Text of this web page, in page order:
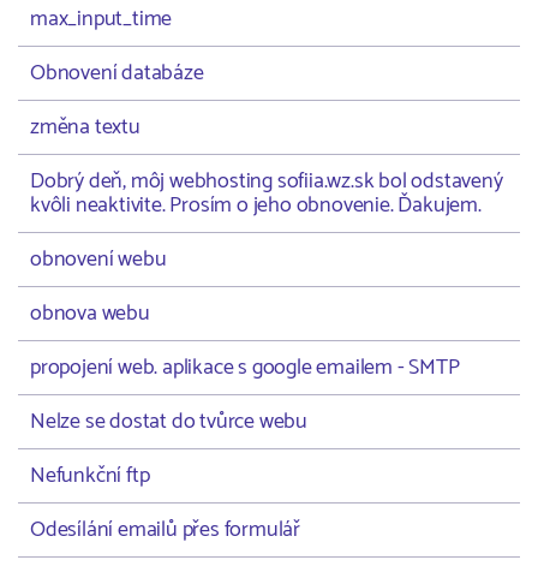
max_input_time
Obnovení databáze
změna textu
Dobrý deň, môj webhosting sofiia.wz.sk bol odstavený
kvôli neaktivite. Prosím o jeho obnovenie. Ďakujem.
obnovení webu
obnova webu
propojení web. aplikace s google emailem - SMTP
Nelze se dostat do tvůrce webu
Nefunkční ftp
Odesílání emailů přes formulář